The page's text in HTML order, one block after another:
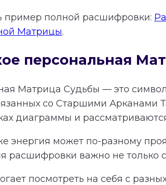
пример полной расшифровки:
Матрицы.
персональная
Матрица Судьбы — это
со Старшими Арканами
диаграммы и
энергия может по-разному
расшифровки важно не только
посмотреть на себя с